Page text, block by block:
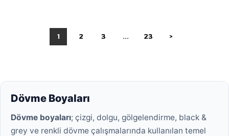
1 2 3 ... 23 >
Dövme Boyaları
Dövme boyaları; çizgi, dolgu, gölgelendirme, black &
grey ve renkli dövme çalışmalarında kullanılan temel